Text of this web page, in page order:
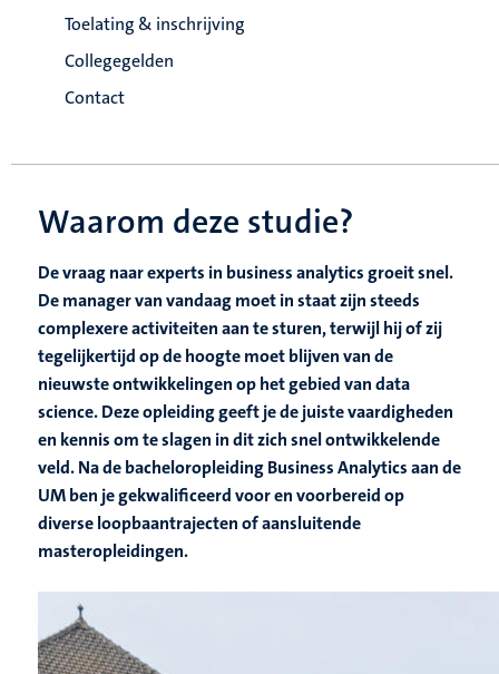
Toelating & inschrijving
Collegegelden
Contact
Waarom deze studie?
De vraag naar experts in business analytics groeit snel.
De manager van vandaag moet in staat zijn steeds
complexere activiteiten aan te sturen, terwijl hij of zij
tegelijkertijd op de hoogte moet blijven van de
nieuwste ontwikkelingen op het gebied van data
science. Deze opleiding geeft je de juiste vaardigheden
en kennis om te slagen in dit zich snel ontwikkelende
veld. Na de bacheloropleiding Business Analytics aan de
UM ben je gekwalificeerd voor en voorbereid op
diverse loopbaantrajecten of aansluitende
masteropleidingen.